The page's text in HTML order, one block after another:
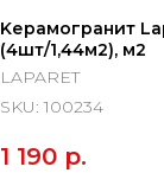
Kерамогранит
(4шт/1,44м2), м2
LAPARET
SKU: 100234
1 190 р.